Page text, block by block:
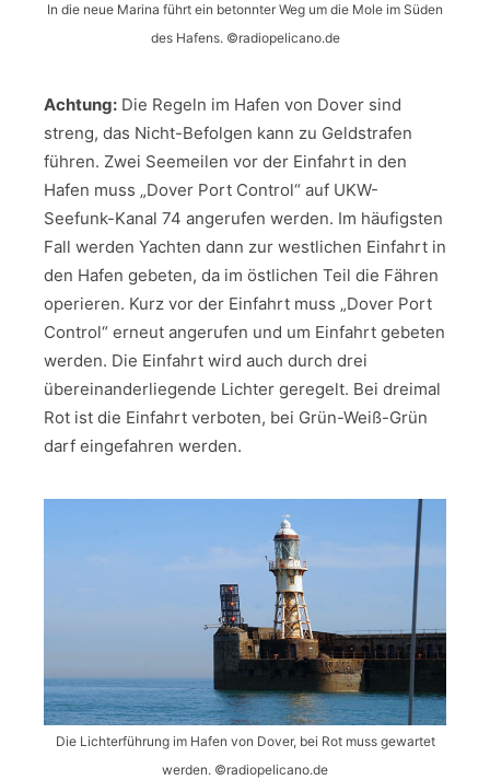
In die neue Marina führt ein betonnter Weg um die Mole im Süden
des Hafens. ©radiopelicano.de
Achtung: Die Regeln im Hafen von Dover sind
streng, das Nicht-Befolgen kann zu Geldstrafen
führen. Zwei Seemeilen vor der Einfahrt in den
Hafen muss „Dover Port Control“ auf UKW-
Seefunk-Kanal 74 angerufen werden. Im häufigsten
Fall werden Yachten dann zur westlichen Einfahrt in
den Hafen gebeten, da im östlichen Teil die Fähren
operieren. Kurz vor der Einfahrt muss „Dover Port
Control“ erneut angerufen und um Einfahrt gebeten
werden. Die Einfahrt wird auch durch drei
übereinanderliegende Lichter geregelt. Bei dreimal
Rot ist die Einfahrt verboten, bei Grün-Weiß-Grün
darf eingefahren werden.
Die Lichterführung im Hafen von Dover, bei Rot muss gewartet
werden. ©radiopelicano.de